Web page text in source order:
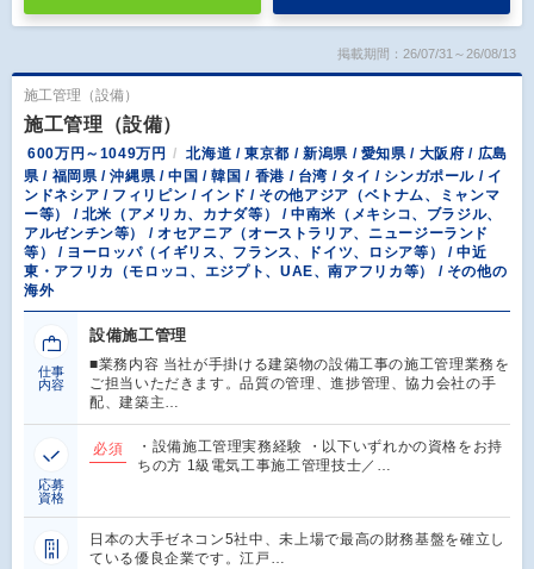
掲載期間：26/07/31～26/08/13
施工管理（設備）
施工管理（設備）
600万円～1049万円
北海道 / 東京都 / 新潟県 / 愛知県 / 大阪府 / 広島
県 / 福岡県 / 沖縄県 / 中国 / 韓国 / 香港 / 台湾 / タイ / シンガポール / イ
ンドネシア / フィリピン / インド / その他アジア（ベトナム、ミャンマ
ー等） / 北米（アメリカ、カナダ等） / 中南米（メキシコ、ブラジル、
アルゼンチン等） / オセアニア（オーストラリア、ニュージーランド
等） / ヨーロッパ（イギリス、フランス、ドイツ、ロシア等） / 中近
東・アフリカ（モロッコ、エジプト、UAE、南アフリカ等） / その他の
海外
仕事
内容
設備施工管理
■業務内容 当社が手掛ける建築物の設備工事の施工管理業務を
ご担当いただきます。品質の管理、進捗管理、協力会社の手
配、建築主…
応募
資格
必須
・設備施工管理実務経験 ・以下いずれかの資格をお持
ちの方 1級電気工事施工管理技士／…
日本の大手ゼネコン5社中、未上場で最高の財務基盤を確立し
ている優良企業です。江戸…